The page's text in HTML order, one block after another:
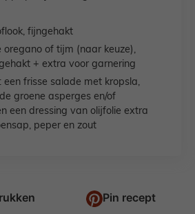
fijngehakt
oregano of tijm (naar keuze),
+ extra voor garnering
een frisse salade met kropsla,
groene asperges en/of
een dressing van olijfolie extra
peper en zout
Pin recept